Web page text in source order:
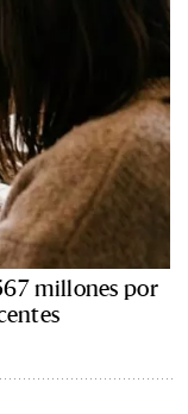
millones por